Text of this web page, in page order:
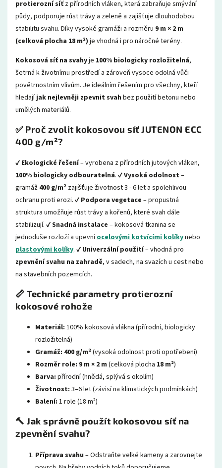
protierozní síť z přírodních vláken, která zabraňuje smývání
půdy, podporuje růst trávy a zeleně a zajišťuje dlouhodobou
stabilitu svahu. Díky vysoké gramáži a rozměru 9 m × 2 m
(celková plocha 18 m²) je vhodná i pro náročné terény.
Kokosová síť na svahyje 100% biologicky rozložitelná,
šetrná k životnímu prostředí a zároveň vysoce odolná vůči
povětrnostním vlivům. Je ideálním řešením pro všechny, kteří
hledajíjak nejlevněji zpevnit svah bez použití betonu nebo
umělých materiálů.
✅ Proč zvolit kokosovou síť JUTENON ECC
400 g/m²?
✔ Ekologické řešení– vyrobena z přírodních jutových vláken,
100% biologicky odbouratelná. ✔Vysoká odolnost–
gramáž 400 g/m² zajišťuje životnost 3 - 6 let a spolehlivou
ochranu proti erozi. ✔ Podpora vegetace – propustná
struktura umožňuje růst trávy a kořenů, které svah dále
stabilizují. ✔Snadná instalace – kokosová tkanina se
jednoduše rozloží a upevníocelovýmikotvícími kolíkynebo
plastovými kolíky. ✔ Univerzální použití– vhodná pro
zpevnění svahu na zahradě, v sadech, na svazích u cest nebo
na stavebních pozemcích.
📏 Technické parametry protierozní
kokosové rohože
Materiál: 100% kokosová vlákna (přírodní, biologicky
rozložitelná)
Gramáž: 400 g/m²(vysoká odolnost proti opotřebení)
Rozměr role: 9 m × 2 m (celková plocha 18 m²)
Barva: přírodní (hnědá, splývá s okolím)
Životnost: 3–6 let (závisí na klimatických podmínkách)
Balení: 1 role (18 m²)
🔨 Jak správně použít kokosovou síť na
zpevnění svahu?
Příprava svahu – Odstraňte velké kameny a zarovnejte